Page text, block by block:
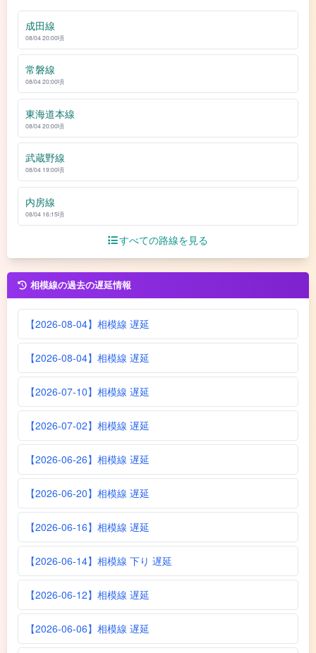
成田線
08/04 20:00頃
常磐線
08/04 20:00頃
東海道本線
08/04 20:00頃
武蔵野線
08/04 19:00頃
内房線
08/04 16:15頃
すべての路線を見る
相模線の過去の遅延情報
【2026-08-04】相模線 遅延
【2026-08-04】相模線 遅延
【2026-07-10】相模線 遅延
【2026-07-02】相模線 遅延
【2026-06-26】相模線 遅延
【2026-06-20】相模線 遅延
【2026-06-16】相模線 遅延
【2026-06-14】相模線 下り 遅延
【2026-06-12】相模線 遅延
【2026-06-06】相模線 遅延